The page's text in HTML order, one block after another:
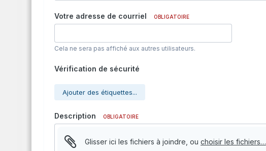
Votre adresse de courriel OBLIGATOIRE
Cela ne sera pas affiché aux autres utilisateurs.
Vérification de sécurité
Ajouter des étiquettes...
Description OBLIGATOIRE
Glisser ici les fichiers à joindre, ou choisir les fichiers…